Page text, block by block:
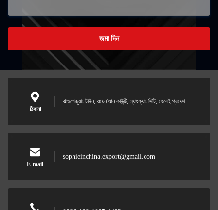
জমা দিন
ঠিকানা
ঝাওগেজুয়াং টাউন, ওয়েন'আন কাউন্টি, ল্যাংফ্যাং সিটি, হেবেই প্রদেশ
E-mail
sophieinchina.export@gmail.com